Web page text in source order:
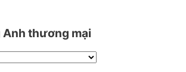
Anh thương mại